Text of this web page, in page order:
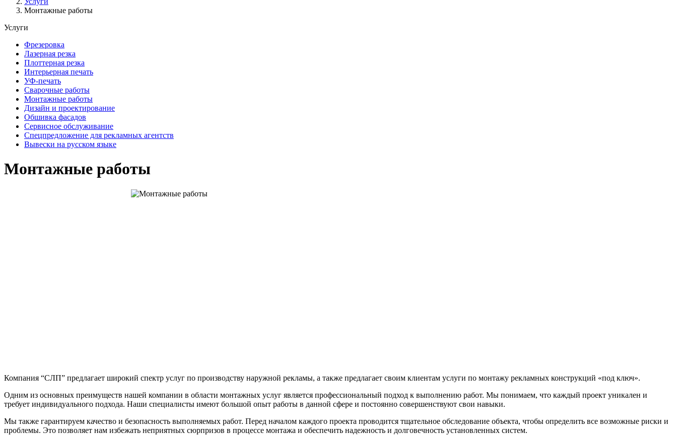
Монтажные работы
Услуги
Фрезеровка
Лазерная резка
Плоттерная резка
Интерьерная печать
УФ-печать
Сварочные работы
Монтажные работы
Дизайн и проектирование
Обшивка фасадов
Сервисное обслуживание
Спецпредложение для рекламных агентств
Вывески на русском языке
Монтажные работы
Компания “СЛП” предлагает широкий спектр услуг по производству наружной рекламы, а также предлагает своим клиентам услуги по монтажу рекламных конструкций «под ключ».
Одним из основных преимуществ нашей компании в области монтажных услуг является профессиональный подход к выполнению работ. Мы понимаем, что каждый проект уникален и
требует индивидуального подхода. Наши специалисты имеют большой опыт работы в данной сфере и постоянно совершенствуют свои навыки.
Мы также гарантируем качество и безопасность выполняемых работ. Перед началом каждого проекта проводится тщательное обследование объекта, чтобы определить все возможные риски и
проблемы. Это позволяет нам избежать неприятных сюрпризов в процессе монтажа и обеспечить надежность и долговечность установленных систем.